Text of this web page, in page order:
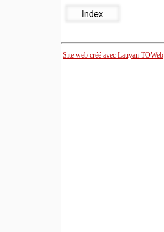
Site web créé avec Lauyan TOWeb